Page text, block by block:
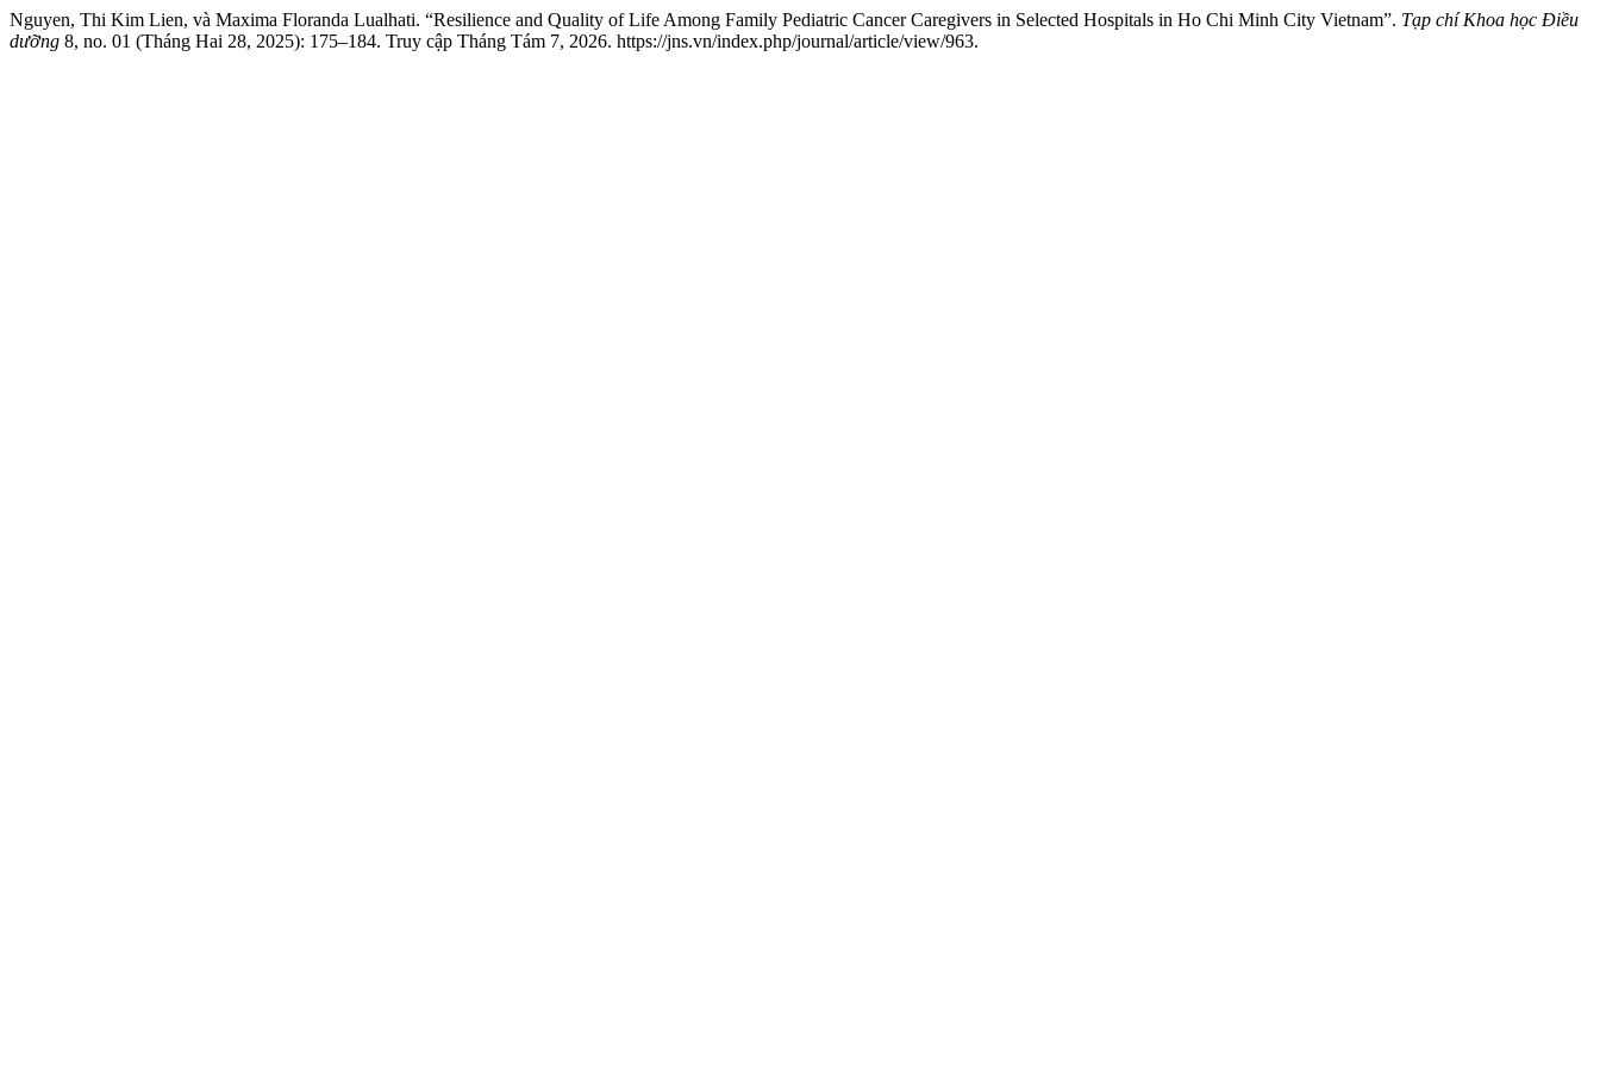
Nguyen, Thi Kim Lien, và Maxima Floranda Lualhati. “Resilience and Quality of Life Among Family Pediatric Cancer Caregivers in Selected Hospitals in Ho Chi Minh City Vietnam”. Tạp chí Khoa học Điều
dưỡng 8, no. 01 (Tháng Hai 28, 2025): 175–184. Truy cập Tháng Tám 7, 2026. https://jns.vn/index.php/journal/article/view/963.